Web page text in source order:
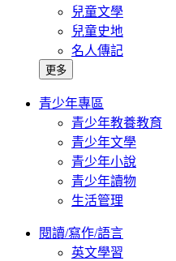
兒童文學
兒童史地
名人傳記
更多
青少年專區
青少年教養教育
青少年文學
青少年小說
青少年讀物
生活管理
閱讀/寫作/語言
英文學習